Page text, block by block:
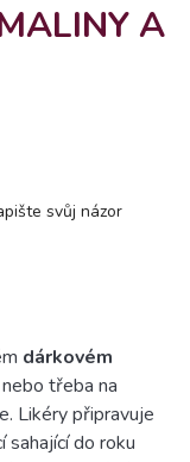
A
svůj názor
dárkovém
třeba na
Likéry připravuje
sahající do roku